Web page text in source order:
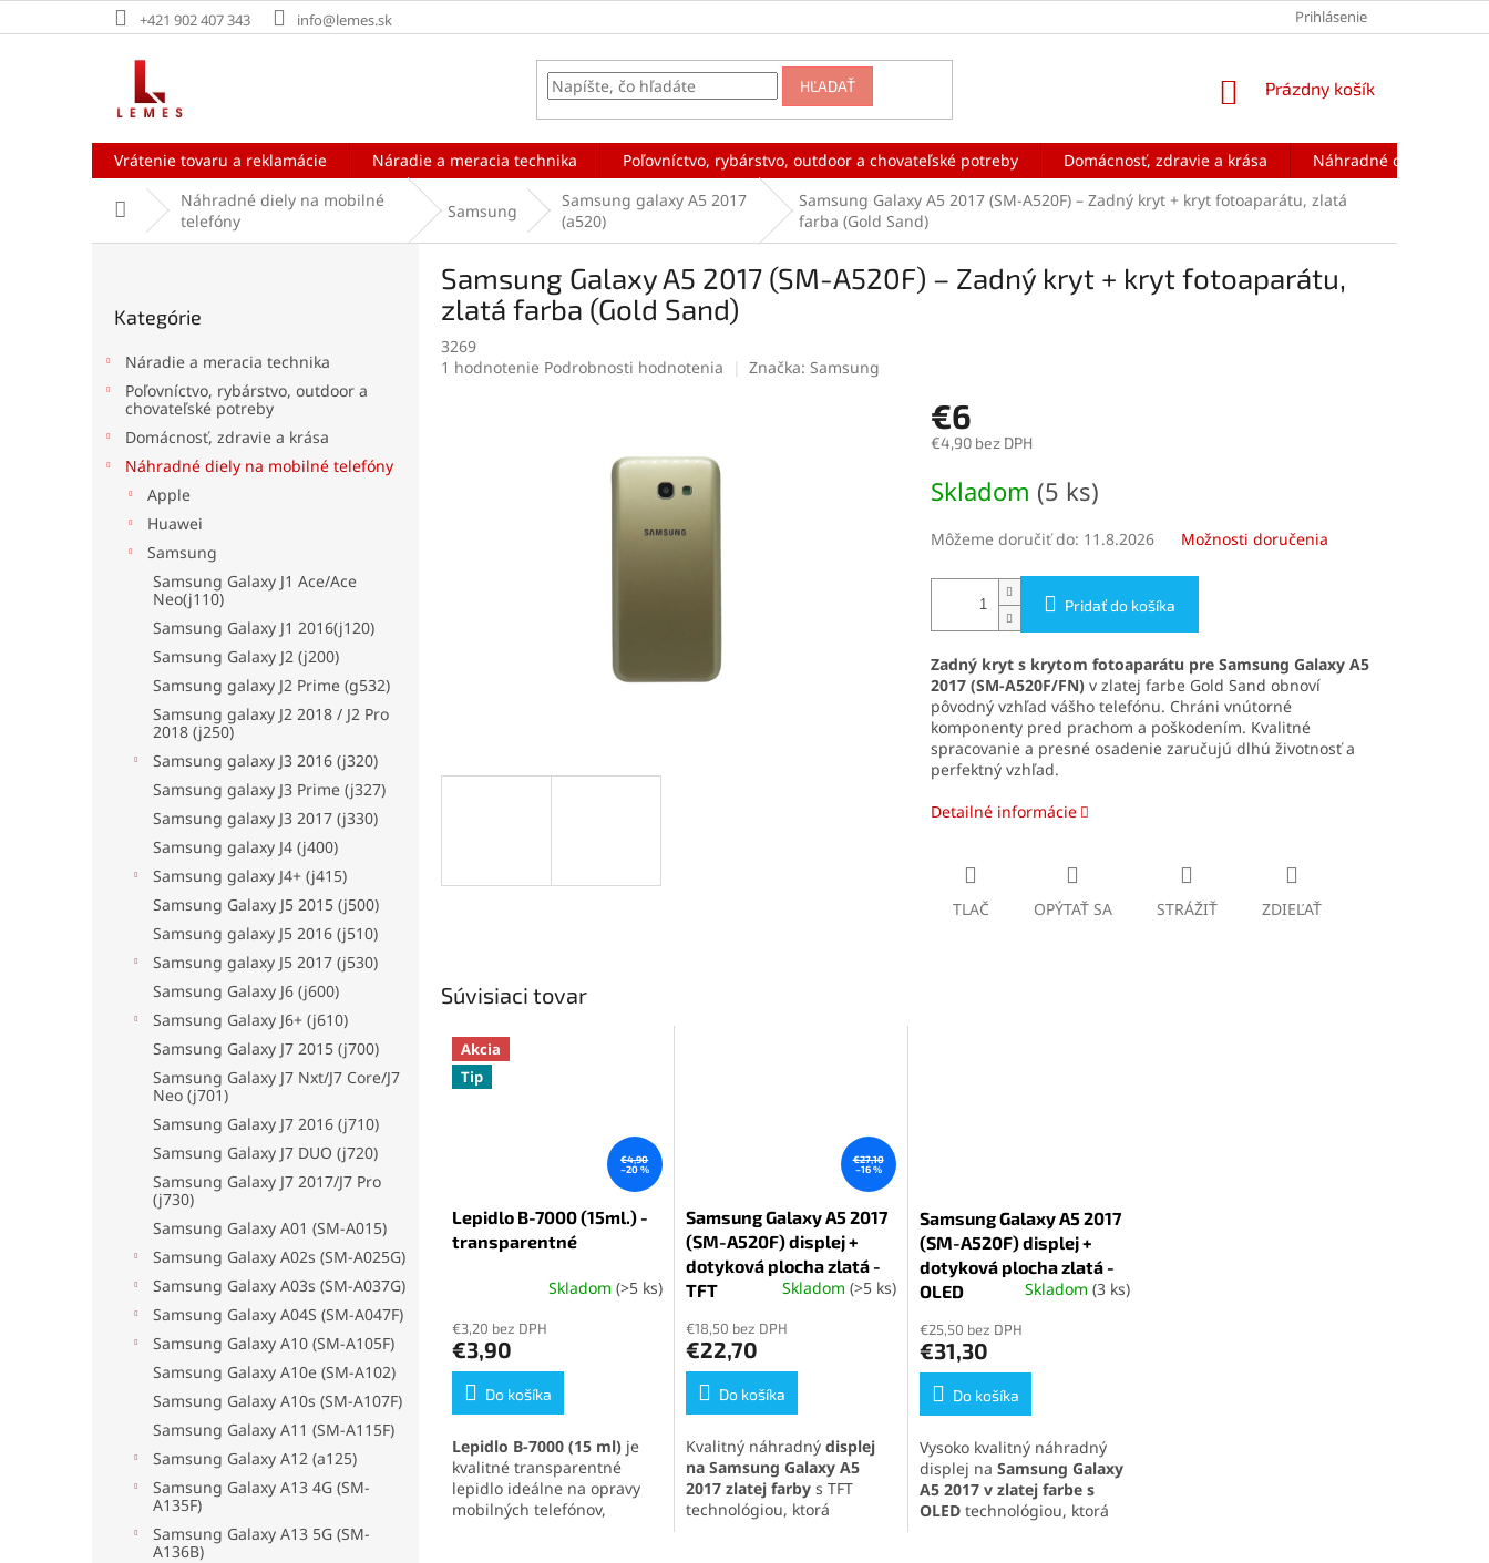
na
+421 902 407 343 info@lemes.sk Prihlásenie
HĽADAŤ
NÁKUPNÝ
Prázdny košík
Vrátenie tovaru a reklamácie Náradie a meracia technika Poľovníctvo, rybárstvo, outdoor a chovateľské potreby Domácnosť, zdravie a krása Náhradné diely na
DomovNáhradné diely na mobilné
telefóny
Samsung
Samsung galaxy A5 2017
(a520)
Samsung Galaxy A5 2017 (SM-A520F) – Zadný kryt + kryt fotoaparátu, zlatá
farba (Gold Sand)
kategórie
Kategórie
Náradie a meracia technika
Poľovníctvo, rybárstvo, outdoor a
chovateľské potreby
Domácnosť, zdravie a krása
Náhradné diely na mobilné telefóny
Apple
Huawei
Samsung
Samsung Galaxy J1 Ace/Ace
Neo(j110)
Samsung Galaxy J1 2016(j120)
Samsung Galaxy J2 (j200)
Samsung galaxy J2 Prime (g532)
Samsung galaxy J2 2018 / J2 Pro
2018 (j250)
Samsung galaxy J3 2016 (j320)
Samsung galaxy J3 Prime (j327)
Samsung galaxy J3 2017 (j330)
Samsung galaxy J4 (j400)
Samsung galaxy J4+ (j415)
Samsung Galaxy J5 2015 (j500)
Samsung galaxy J5 2016 (j510)
Samsung galaxy J5 2017 (j530)
Samsung Galaxy J6 (j600)
Samsung Galaxy J6+ (j610)
Samsung Galaxy J7 2015 (j700)
Samsung Galaxy J7 Nxt/J7 Core/J7
Neo (j701)
Samsung Galaxy J7 2016 (j710)
Samsung Galaxy J7 DUO (j720)
Samsung Galaxy J7 2017/J7 Pro
(j730)
Samsung Galaxy A01 (SM-A015)
Samsung Galaxy A02s (SM-A025G)
Samsung Galaxy A03s (SM-A037G)
Samsung Galaxy A04S (SM-A047F)
Samsung Galaxy A10 (SM-A105F)
Samsung Galaxy A10e (SM-A102)
Samsung Galaxy A10s (SM-A107F)
Samsung Galaxy A11 (SM-A115F)
Samsung Galaxy A12 (a125)
Samsung Galaxy A13 4G (SM-
A135F)
Samsung Galaxy A13 5G (SM-
A136B)
Samsung Galaxy A5 2017 (SM-A520F) – Zadný kryt + kryt fotoaparátu,
zlatá farba (Gold Sand)
3269
Priemerné
1 hodnotenie Podrobnosti hodnotenia Značka: Samsung
€6
€4,90 bez DPH
cena:
Skladom (5 ks)
Môžeme doručiť do: 11.8.2026 Možnosti doručenia
Pridať do košíka
Zadný kryt s krytom fotoaparátu pre Samsung Galaxy A5
2017 (SM-A520F/FN)v zlatej farbe Gold Sand obnoví
pôvodný vzhľad vášho telefónu. Chráni vnútorné
komponenty pred prachom a poškodením. Kvalitné
spracovanie a presné osadenie zaručujú dlhú životnosť a
perfektný vzhľad.
Detailné informácie
TLAČ OPÝTAŤ SA STRÁŽIŤ ZDIEĽAŤ
Súvisiaci tovar
Akcia
Tip
€4,90
–20 %
Lepidlo B-7000 (15ml.) -
transparentné
produktu
je
5,0
5
hviezdičiek.
Skladom (>5 ks)
€3,20 bez DPH
€3,90
Do košíka
Lepidlo B-7000 (15 ml) je
kvalitné transparentné
lepidlo ideálne na opravy
mobilných telefónov,
€27,10
–16 %
Samsung Galaxy A5 2017
(SM-A520F) displej +
dotyková plocha zlatá -
TFT
Priemerné
produktu
je
5,0
5
hviezdičiek.
Skladom (>5 ks)
€18,50 bez DPH
€22,70
Do košíka
Kvalitný náhradný displej
na Samsung Galaxy A5
2017 zlatej farby s TFT
technológiou, ktorá
Samsung Galaxy A5 2017
(SM-A520F) displej +
dotyková plocha zlatá -
OLED
Priemerné
produktu
je
5,0
5
hviezdičiek.
Skladom(3 ks)
€25,50 bez DPH
€31,30
Do košíka
Vysoko kvalitný náhradný
displej na Samsung Galaxy
A5 2017 v zlatej farbe s
OLEDtechnológiou, ktorá